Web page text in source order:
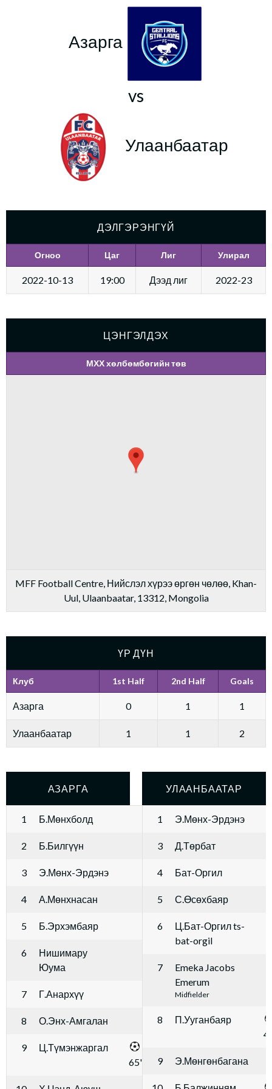
Азарга
vs
Улаанбаатар
ДЭЛГЭРЭНГҮЙ
Огноо Цаг Лиг Улирал
2022-10-13 19:00 Дээд лиг 2022-23
ЦЭНГЭЛДЭХ
МХХ хөлбөмбөгийн төв
MFF Football Centre, Нийслэл хүрээ өргөн чөлөө, Khan-
Uul, Ulaanbaatar, 13312, Mongolia
ҮР ДҮН
Клуб 1st Half 2nd Half Goals
Азарга 0 1 1
Улаанбаатар 1 1 2
АЗАРГА
1 Б.Мөнхболд
2 Б.Билгүүн
3 Э.Мөнх-Эрдэнэ
4 А.Мөнхнасан
5 Б.Эрхэмбаяр
6
Нишимару
Юума
7 Г.Анархүү
8 О.Энх-Амгалан
9
Ц.Түмэнжаргал
65'
УЛААНБААТАР
1 Э.Мөнх-Эрдэнэ
3 Д.Төрбат
4 Бат-Оргил
5 С.Өсөхбаяр
6
Ц.Бат-Оргил ts-
bat-orgil
7
Emeka Jacobs
Emerum
Midfielder
8
П.Ууганбаяр
9 Э.Мөнгөнбагана